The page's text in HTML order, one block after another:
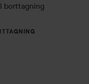
borttagning